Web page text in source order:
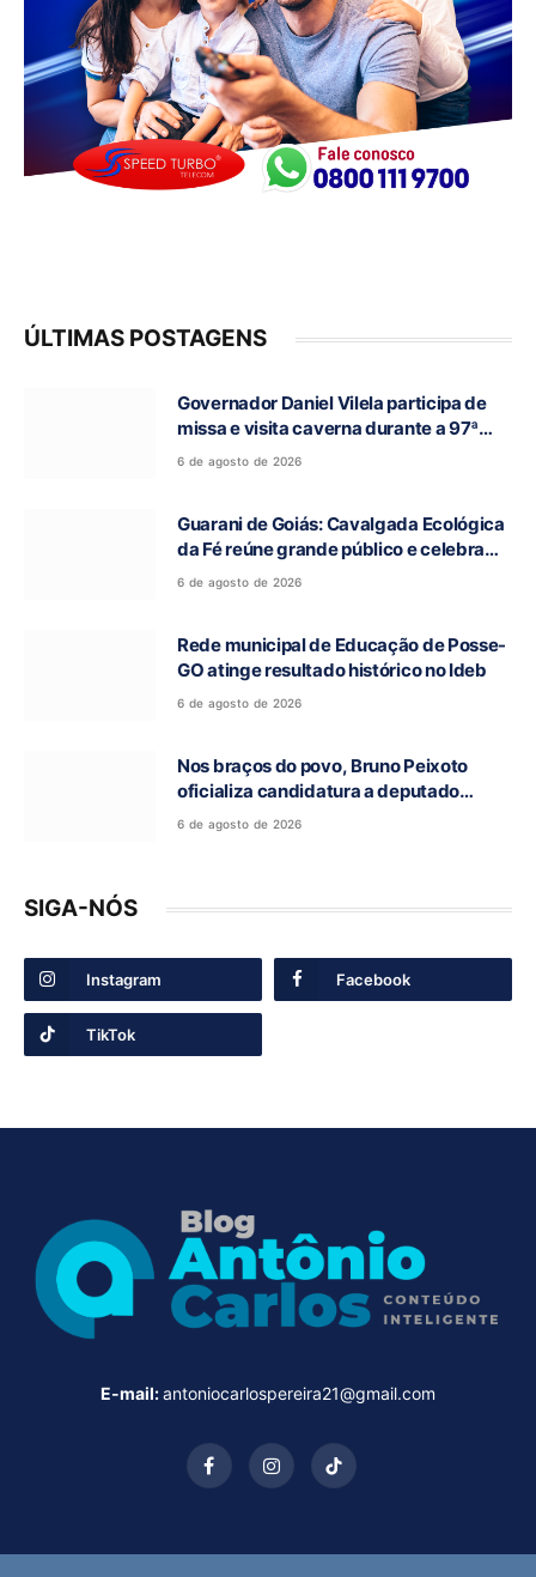
ÚLTIMAS POSTAGENS
Governador Daniel Vilela participa de
missa e visita caverna durante a 97ª
Romaria do Bom Jesus da Lapa de Terra
6 de agosto de 2026
Guarani de Goiás: Cavalgada Ecológica
da Fé reúne grande público e celebra
tradição religiosa
6 de agosto de 2026
Rede municipal de Educação de Posse-
GO atinge resultado histórico no Ideb
6 de agosto de 2026
Nos braços do povo, Bruno Peixoto
oficializa candidatura a deputado
federal em convenção do União Brasil
6 de agosto de 2026
SIGA-NÓS
Instagram Facebook
TikTok
E-mail:antoniocarlospereira21@gmail.com
FacebookInstagramTikTok